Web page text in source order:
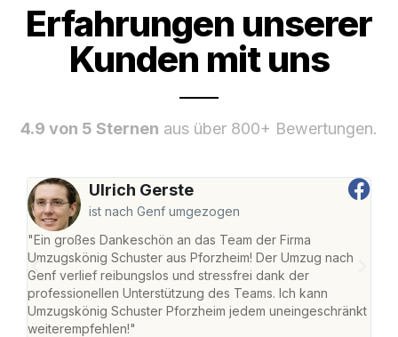
Erfahrungen unserer
Kunden mit uns
4.9 von 5 Sternen aus über 800+ Bewertungen.
Ulrich Gerste
ist nach Genf umgezogen
"Ein großes Dankeschön an das Team der Firma
Umzugskönig Schuster aus Pforzheim! Der Umzug nach
Genf verlief reibungslos und stressfrei dank der
professionellen Unterstützung des Teams. Ich kann
Umzugskönig Schuster Pforzheim jedem uneingeschränkt
weiterempfehlen!"